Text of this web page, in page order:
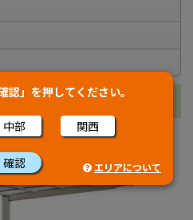
認」を押してください。
中部 関西
確認 エリアについて